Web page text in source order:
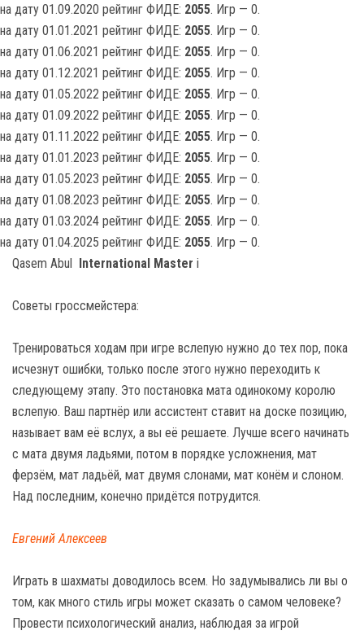
на дату 01.09.2020 рейтинг ФИДЕ: 2055. Игр — 0.
на дату 01.01.2021 рейтинг ФИДЕ: 2055. Игр — 0.
на дату 01.06.2021 рейтинг ФИДЕ: 2055. Игр — 0.
на дату 01.12.2021 рейтинг ФИДЕ: 2055. Игр — 0.
на дату 01.05.2022 рейтинг ФИДЕ: 2055. Игр — 0.
на дату 01.09.2022 рейтинг ФИДЕ: 2055. Игр — 0.
на дату 01.11.2022 рейтинг ФИДЕ: 2055. Игр — 0.
на дату 01.01.2023 рейтинг ФИДЕ: 2055. Игр — 0.
на дату 01.05.2023 рейтинг ФИДЕ: 2055. Игр — 0.
на дату 01.08.2023 рейтинг ФИДЕ: 2055. Игр — 0.
на дату 01.03.2024 рейтинг ФИДЕ: 2055. Игр — 0.
на дату 01.04.2025 рейтинг ФИДЕ: 2055. Игр — 0.
Qasem Abul International Master i
Советы гроссмейстера:
Тренироваться ходам при игре вслепую нужно до тех пор, пока
исчезнут ошибки, только после этого нужно переходить к
следующему этапу. Это постановка мата одинокому королю
вслепую. Ваш партнёр или ассистент ставит на доске позицию,
называет вам её вслух, а вы её решаете. Лучше всего начинать
с мата двумя ладьями, потом в порядке усложнения, мат
ферзём, мат ладьёй, мат двумя слонами, мат конём и слоном.
Над последним, конечно придётся потрудится.
Евгений Алексеев
Играть в шахматы доводилось всем. Но задумывались ли вы о
том, как много стиль игры может сказать о самом человеке?
Провести психологический анализ, наблюдая за игрой